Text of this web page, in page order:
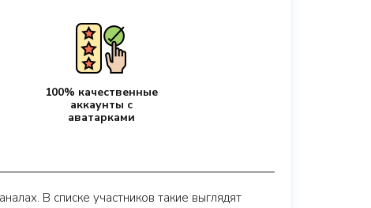
100% качественные
аккаунты с
аватарками
В списке участников такие выглядят